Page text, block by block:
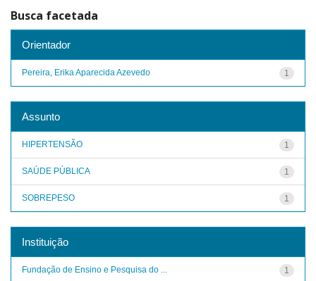
Busca facetada
Orientador
1
Pereira, Erika Aparecida Azevedo
Assunto
1
HIPERTENSÃO
1
SAÚDE PÚBLICA
1
SOBREPESO
Instituição
1
Fundação de Ensino e Pesquisa do ...